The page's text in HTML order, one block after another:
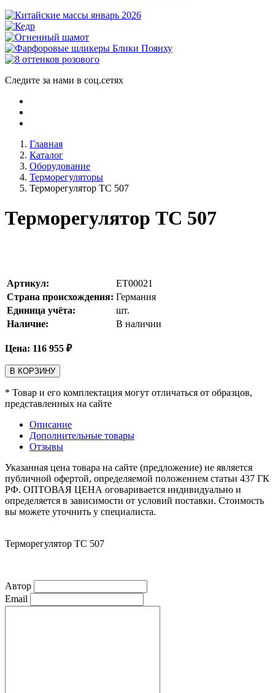
Следите за нами в соц.сетях
Главная
Каталог
Оборудование
Терморегуляторы
Терморегулятор ТС 507
Терморегулятор ТС 507
Артикул:
ET00021
Страна происхождения: Германия
Единица учёта:
шт.
Наличие:
В наличии
Цена: 116 955 ₽
В КОРЗИНУ
* Товар и его комплектация могут отличаться от образцов,
представленных на сайте
Описание
Дополнительные товары
Отзывы
Указанная цена товара на сайте (предложение) не является
публичной офертой, определяемой положением статьи 437 ГК
РФ. ОПТОВАЯ ЦЕНА оговаривается индивидуально и
определяется в зависимости от условий поставки. Стоимость
вы можете уточнить у специалиста.
Терморегулятор ТС 507
Автор
Email